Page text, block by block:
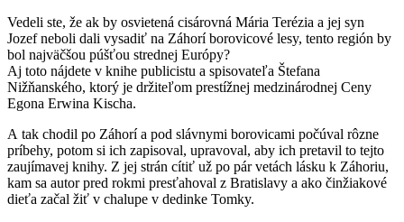
Vedeli ste, že ak by osvietená cisárovná Mária Terézia a jej syn
Jozef neboli dali vysadiť na Záhorí borovicové lesy, tento región by
bol najväčšou púšťou strednej Európy?
Aj toto nájdete v knihe publicistu a spisovateľa Štefana
Nižňanského, ktorý je držiteľom prestížnej medzinárodnej Ceny
Egona Erwina Kischa.
A tak chodil po Záhorí a pod slávnymi borovicami počúval rôzne
príbehy, potom si ich zapisoval, upravoval, aby ich pretavil to tejto
zaujímavej knihy. Z jej strán cítiť už po pár vetách lásku k Záhoriu,
kam sa autor pred rokmi presťahoval z Bratislavy a ako činžiakové
dieťa začal žiť v chalupe v dedinke Tomky.